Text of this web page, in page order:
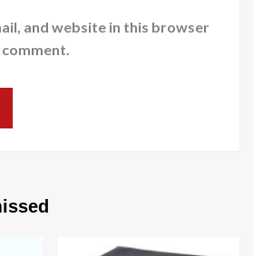
and website in this browser